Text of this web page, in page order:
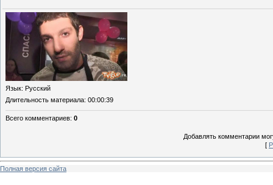
Язык: Русский
Длительность материала: 00:00:39
Всего комментариев: 0
Добавлять комментарии
[
Полная версия сайта